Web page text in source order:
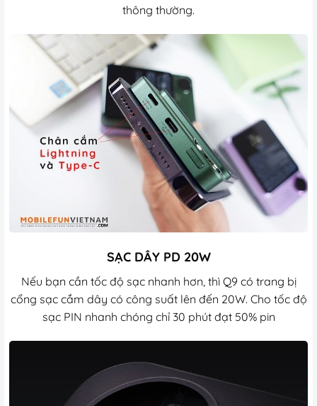
thông thường.
SẠC DÂY PD 20W
Nếu bạn cần tốc độ sạc nhanh hơn, thì Q9 có trang bị
cổng sạc cắm dây có công suất lên đến 20W. Cho tốc độ
sạc PIN nhanh chóng chỉ 30 phút đạt 50% pin